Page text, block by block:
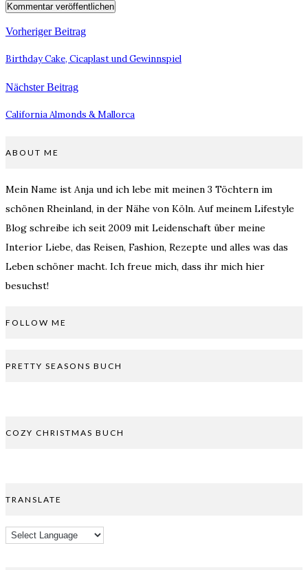
Vorheriger Beitrag
Birthday Cake, Cicaplast und Gewinnspiel
Nächster Beitrag
California Almonds & Mallorca
ABOUT ME
Mein Name ist Anja und ich lebe mit meinen 3 Töchtern im
schönen Rheinland, in der Nähe von Köln. Auf meinem Lifestyle
Blog schreibe ich seit 2009 mit Leidenschaft über meine
Interior Liebe, das Reisen, Fashion, Rezepte und alles was das
Leben schöner macht. Ich freue mich, dass ihr mich hier
besuchst!
FOLLOW ME
PRETTY SEASONS BUCH
COZY CHRISTMAS BUCH
TRANSLATE